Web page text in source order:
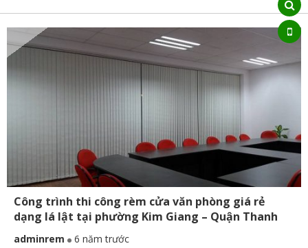
Công trình thi công rèm cửa văn phòng giá rẻ
dạng lá lật tại phường Kim Giang – Quận Thanh
Xuân
adminrem 6 năm trước